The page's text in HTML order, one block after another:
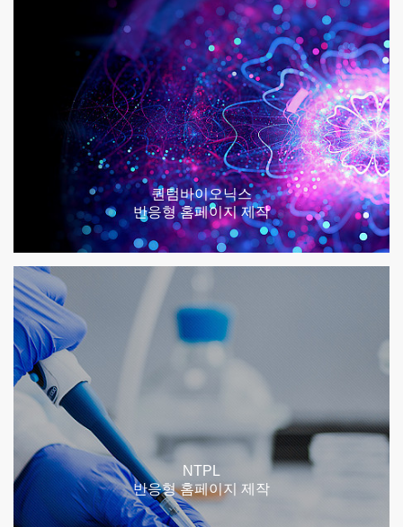
퀀텀바이오닉스
반응형 홈페이지 제작
NTPL
반응형 홈페이지 제작